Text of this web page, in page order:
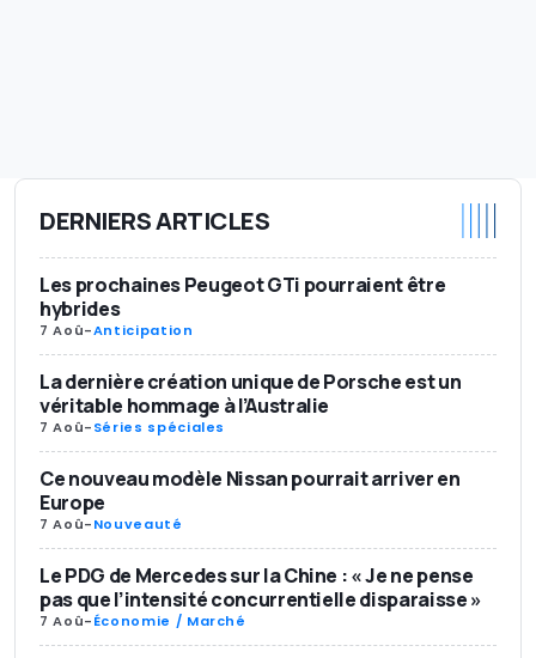
DERNIERS ARTICLES
Les prochaines Peugeot GTi pourraient être
hybrides
7 Aoû-Anticipation
La dernière création unique de Porsche est un
véritable hommage à l’Australie
7 Aoû-Séries spéciales
Ce nouveau modèle Nissan pourrait arriver en
Europe
7 Aoû-Nouveauté
Le PDG de Mercedes sur la Chine : « Je ne pense
pas que l’intensité concurrentielle disparaisse »
7 Aoû-Économie / Marché